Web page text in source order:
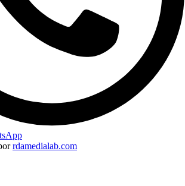
rdamedialab.com